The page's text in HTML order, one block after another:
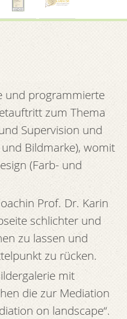
und programmierte
zum Thema
Supervision und
Bildmarke), womit
(Farb- und
Prof. Dr. Karin
schlichter und
zu lassen und
zu rücken.
mit
die zur Mediation
on landscape“.